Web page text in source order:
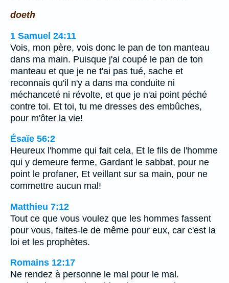
doeth
1 Samuel 24:11
Vois, mon père, vois donc le pan de ton manteau
dans ma main. Puisque j'ai coupé le pan de ton
manteau et que je ne t'ai pas tué, sache et
reconnais qu'il n'y a dans ma conduite ni
méchanceté ni révolte, et que je n'ai point péché
contre toi. Et toi, tu me dresses des embûches,
pour m'ôter la vie!
Ésaïe 56:2
Heureux l'homme qui fait cela, Et le fils de l'homme
qui y demeure ferme, Gardant le sabbat, pour ne
point le profaner, Et veillant sur sa main, pour ne
commettre aucun mal!
Matthieu 7:12
Tout ce que vous voulez que les hommes fassent
pour vous, faites-le de même pour eux, car c'est la
loi et les prophètes.
Romains 12:17
Ne rendez à personne le mal pour le mal.